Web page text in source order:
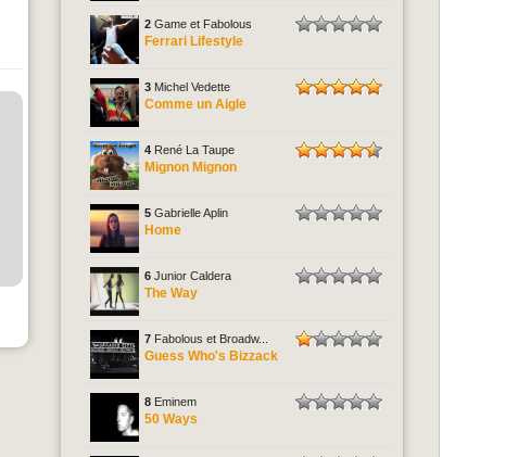
2 Game et Fabolous
Ferrari Lifestyle
3 Michel Vedette
Comme un Aigle
4 René La Taupe
Mignon Mignon
5 Gabrielle Aplin
Home
6 Junior Caldera
The Way
7 Fabolous et Broadw...
Guess Who's Bizzack
8 Eminem
50 Ways